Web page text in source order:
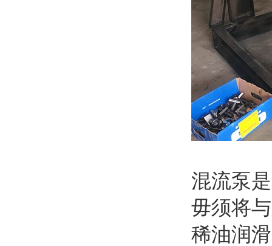
混流泵
毋须将
稀油润